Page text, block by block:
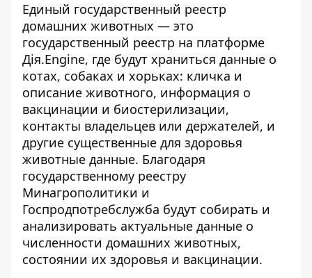
Единый государственный реестр
домашних животных — это
государственный реестр на платформе
Дія.Engine, где будут храниться данные о
котах, собаках и хорьках: кличка и
описание животного, информация о
вакцинации и биостерилизации,
контакты владельцев или держателей, и
другие существенные для здоровья
животные данные. Благодаря
государственному реестру
Минагрополитики и
Госпродпотребслужба будут собирать и
анализировать актуальные данные о
численности домашних животных,
состоянии их здоровья и вакцинации.